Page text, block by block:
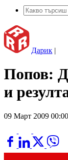
Дарик |
Попов:
и
09 Март 2009